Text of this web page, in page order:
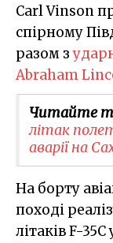
Carl Vinson
спірному
разом з
Abraham
Читайте
літак
аварії на
На борту
поході
літаків F-